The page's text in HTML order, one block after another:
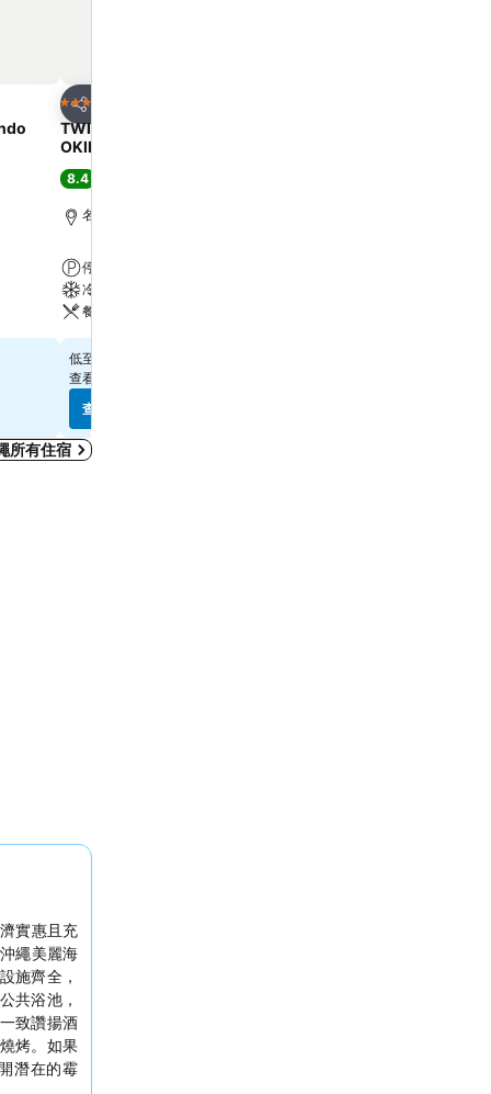
分享
4 星級
TWIN-LINE HOTEL YANBARU
OKINAWA JAPAN
8.4
名護, 距離市中心 6.6 公里
停車場
冷氣
餐廳
低至
查看
查看價格
所有住宿
實惠且充
繩美麗海
施齊全，
共浴池，
致讚揚酒
烤。如果
潛在的霉